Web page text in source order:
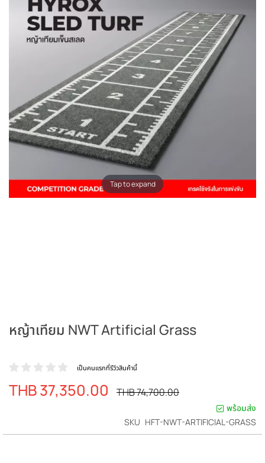
Tap to expand
หญ้าเทียม NWT Artificial Grass
เป็นคนแรกที่รีวิวสินค้านี้
ราคา
THB 37,350.00
ราคา
THB 74,700.00
พร้อมส่ง
SKU HFT-NWT-ARTIFICIAL-GRASS